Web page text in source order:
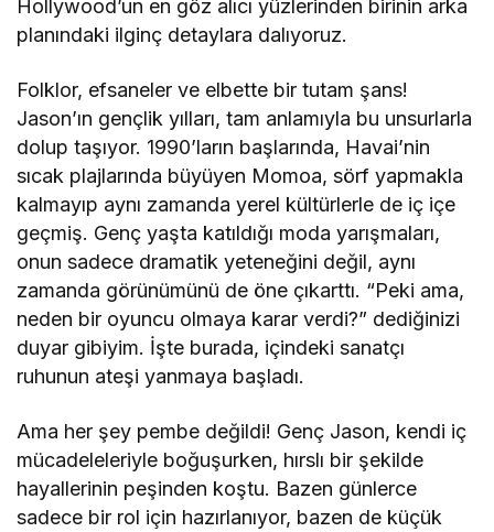
Hollywood’un en göz alıcı yüzlerinden birinin arka
planındaki ilginç detaylara dalıyoruz.
Folklor, efsaneler ve elbette bir tutam şans!
Jason’ın gençlik yılları, tam anlamıyla bu unsurlarla
dolup taşıyor. 1990’ların başlarında, Havai’nin
sıcak plajlarında büyüyen Momoa, sörf yapmakla
kalmayıp aynı zamanda yerel kültürlerle de iç içe
geçmiş. Genç yaşta katıldığı moda yarışmaları,
onun sadece dramatik yeteneğini değil, aynı
zamanda görünümünü de öne çıkarttı. “Peki ama,
neden bir oyuncu olmaya karar verdi?” dediğinizi
duyar gibiyim. İşte burada, içindeki sanatçı
ruhunun ateşi yanmaya başladı.
Ama her şey pembe değildi! Genç Jason, kendi iç
mücadeleleriyle boğuşurken, hırslı bir şekilde
hayallerinin peşinden koştu. Bazen günlerce
sadece bir rol için hazırlanıyor, bazen de küçük